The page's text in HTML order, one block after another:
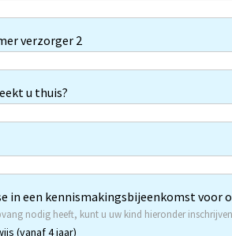
verzorger 2
u thuis?
in een kennismakingsbijeenkomst voor
nodig heeft, kunt u uw kind hieronder
(vanaf 4 jaar)